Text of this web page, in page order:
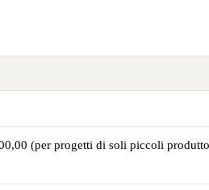
(per progetti di soli piccoli